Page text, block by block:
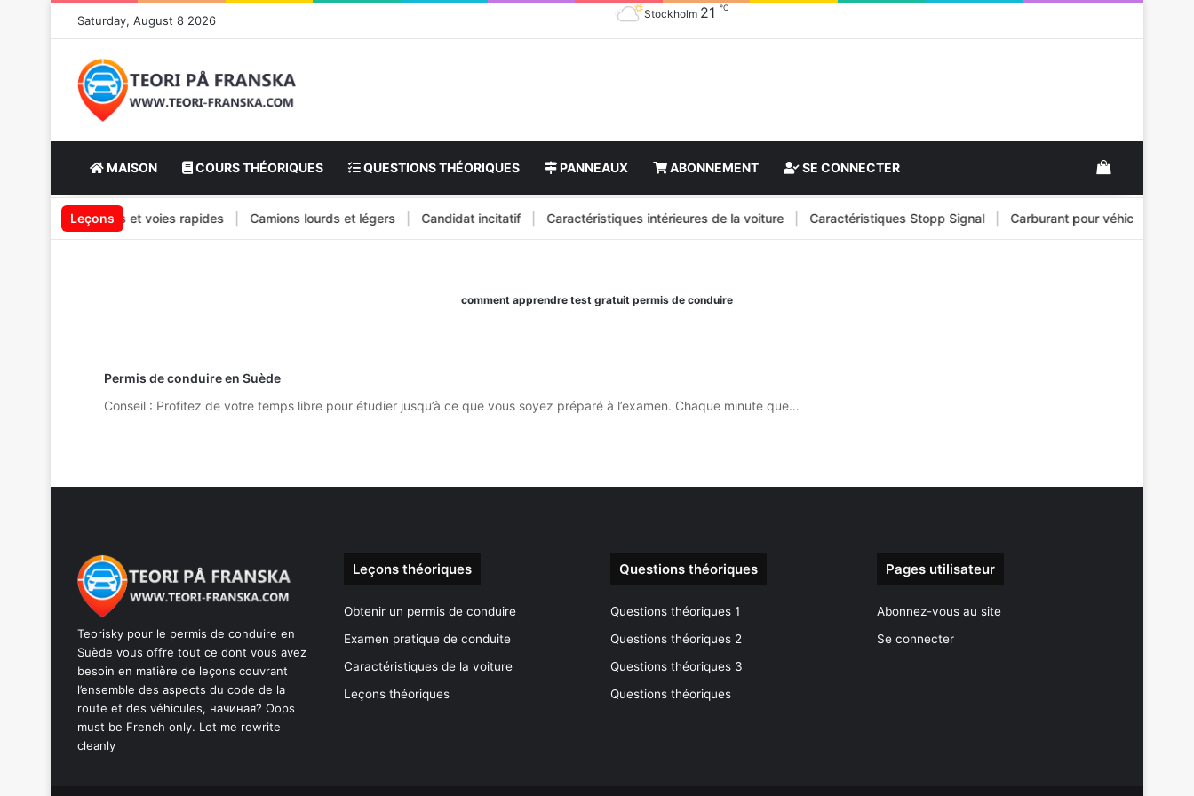
Saturday, August 8 2026 Stockholm 21 ℃
MAISON COURS THÉORIQUES QUESTIONS THÉORIQUES PANNEAUX ABONNEMENT SE CONNECTER View your
Leçons
Autoroutes et voies rapides | Camions lourds et légers | Candidat incitatif | Caractéristiques intérieures de la voiture | Caractéristiques Stopp Signal | Carburant pour véhicule et ses
comment apprendre test gratuit permis de conduire
Permis de conduire en Suède
Conseil : Profitez de votre temps libre pour étudier jusqu’à ce que vous soyez préparé à l’examen. Chaque minute que…
Teorisky pour le permis de conduire en
Suède vous offre tout ce dont vous avez
besoin en matière de leçons couvrant
l’ensemble des aspects du code de la
route et des véhicules, начиная? Oops
must be French only. Let me rewrite
cleanly
Leçons théoriques
Obtenir un permis de conduire
Examen pratique de conduite
Caractéristiques de la voiture
Leçons théoriques
Questions théoriques
Questions théoriques 1
Questions théoriques 2
Questions théoriques 3
Questions théoriques
Pages utilisateur
Abonnez-vous au site
Se connecter